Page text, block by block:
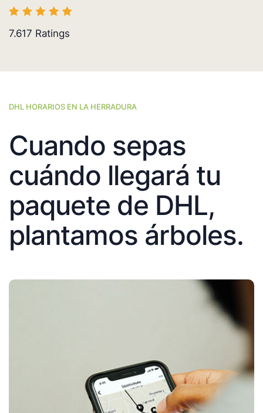
7.617 Ratings
DHL HORARIOS EN LA HERRADURA
Cuando sepas
cuándo llegará tu
paquete de DHL,
plantamos árboles.